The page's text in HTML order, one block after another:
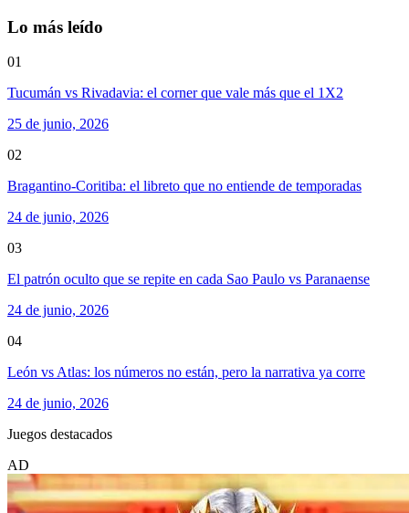
Lo más leído
01
Tucumán vs Rivadavia: el corner que vale más que el 1X2
25 de junio, 2026
02
Bragantino-Coritiba: el libreto que no entiende de temporadas
24 de junio, 2026
03
El patrón oculto que se repite en cada Sao Paulo vs Paranaense
24 de junio, 2026
04
León vs Atlas: los números no están, pero la narrativa ya corre
24 de junio, 2026
Juegos destacados
AD